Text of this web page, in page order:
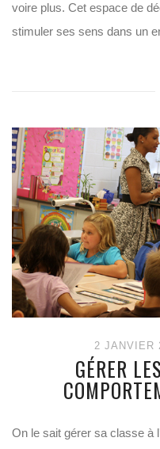
voire plus. Cet espace de
stimuler ses sens dans un
2 JANVIER
GÉRER
On le sait gérer sa classe à